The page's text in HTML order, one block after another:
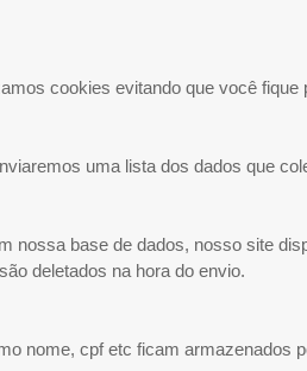
cookies evitando que você
uma lista dos dados que
nossa base de dados, nosso site
deletados na hora do envio.
nome, cpf etc ficam armazenados